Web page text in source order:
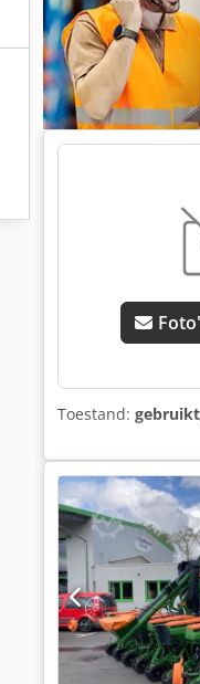
Toestand: gebruikt